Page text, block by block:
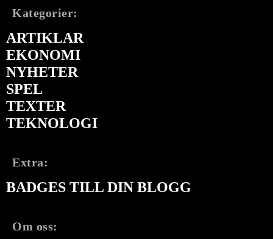
Kategorier:
ARTIKLAR
EKONOMI
NYHETER
SPEL
TEXTER
TEKNOLOGI
Extra:
BADGES TILL DIN BLOGG
Om oss: